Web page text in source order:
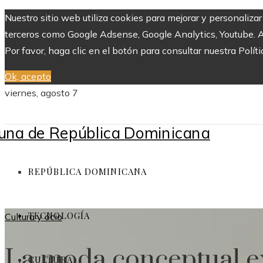
Nuestro sitio web utiliza cookies para mejorar y
terceros como Google Adsense, Google Analytics,
Por favor, haga clic en el botón para consultar nuestra
Ok, acepto
viernes, agosto 7
REPÚBLICA DOMINICANA
TECNOLOGÍA
CULTURA
Cultura y ocio